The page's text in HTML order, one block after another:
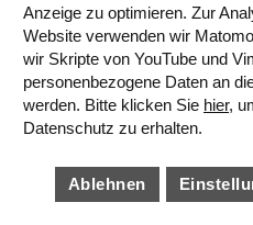
Anzeige zu optimieren. Zur
Website verwenden wir
wir Skripte von YouTube und
personenbezogene Daten an
werden. Bitte klicken Sie hier,
Datenschutz zu erhalten.
Ablehnen